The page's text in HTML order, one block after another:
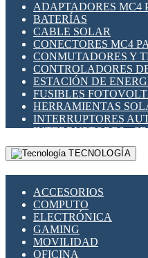
ADAPTADORES MC4
BATERÍAS
CABLE SOLAR
CONECTORES MC4
CONMUTADORES Y
CONTROLADORES
ESTACIÓN DE
FUSIBLES
HERRAMIENTAS
INTERRUPTORES
INTERRUPTORES -
FOTOVOLTÁICOS
MONTAJE PANEL
SUPRESOR DE
APLICACIONES
TECNOLOGÍA
ACCESORIOS
COMPUTO
ELECTRÓNICA
GAMING
MOVILIDAD
OFICINA